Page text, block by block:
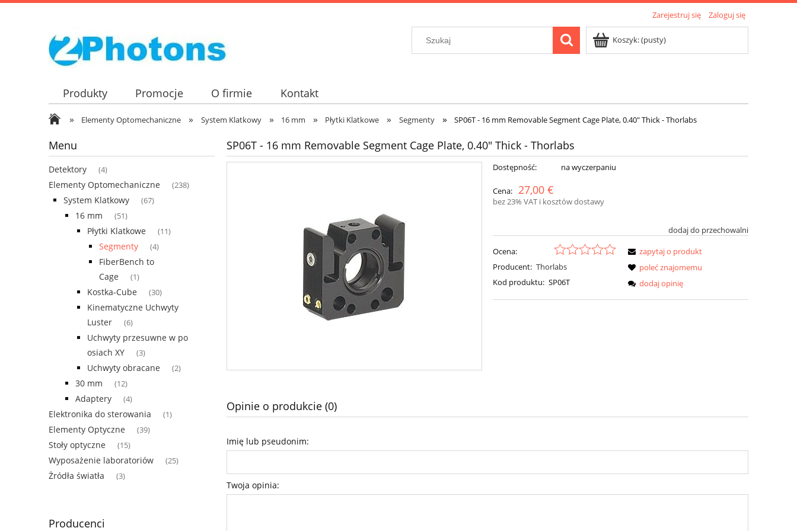
Zarejestruj się Zaloguj się
Koszyk:(pusty)
Produkty Promocje O firmie Kontakt
» Elementy Optomechaniczne » System Klatkowy » 16 mm » Płytki Klatkowe » Segmenty » SP06T - 16 mm Removable Segment Cage Plate, 0.40" Thick - Thorlabs
Menu
Detektory (4)
Elementy Optomechaniczne (238)
System Klatkowy (67)
16 mm (51)
Płytki Klatkowe (11)
Segmenty (4)
FiberBench to
Cage
(1)
Kostka-Cube (30)
Kinematyczne Uchwyty
Luster
(6)
Uchwyty przesuwne w po
osiach XY
(3)
Uchwyty obracane (2)
30 mm (12)
Adaptery (4)
Elektronika do sterowania (1)
Elementy Optyczne (39)
Stoły optyczne (15)
Wyposażenie laboratoriów (25)
Żródła światła (3)
Producenci
SP06T - 16 mm Removable Segment Cage Plate, 0.40" Thick - Thorlabs
Dostępność: na wyczerpaniu
Cena: 27,00 €
bez 23% VAT i kosztów dostawy
dodaj do przechowalni
Ocena:
Producent: Thorlabs
Kod produktu: SP06T
zapytaj o produkt
poleć znajomemu
dodaj opinię
Opinie o produkcie (0)
Imię lub pseudonim:
Twoja opinia: